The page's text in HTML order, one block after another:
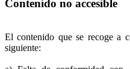
Contenido no accesible
El contenido que se recoge a
siguiente: